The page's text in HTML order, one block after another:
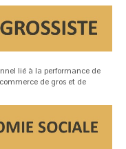
lié à la performance de
de gros et de